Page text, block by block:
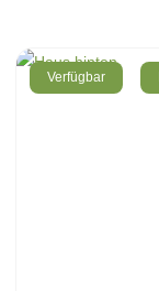
Verfügbar